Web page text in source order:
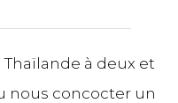
à deux et
nous concocter un